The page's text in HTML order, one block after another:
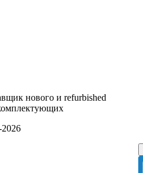
нового и refurbished